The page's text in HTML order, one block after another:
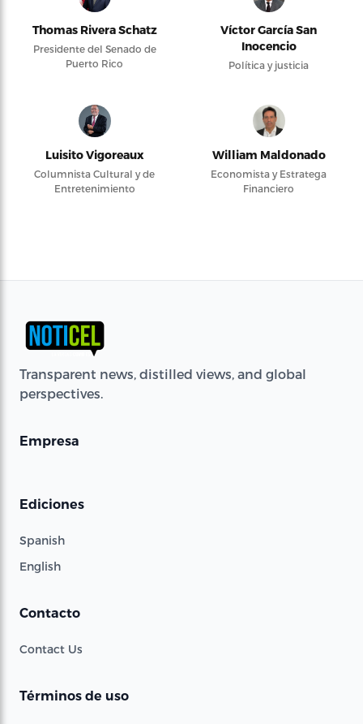
Thomas Rivera Schatz
Presidente del Senado de
Puerto Rico
Víctor García San
Inocencio
Política y justicia
Luisito Vigoreaux
Columnista Cultural y de
Entretenimiento
William Maldonado
Economista y Estratega
Financiero
Transparent news, distilled views, and global
perspectives.
Empresa
Ediciones
Spanish
English
Contacto
Contact Us
Términos de uso